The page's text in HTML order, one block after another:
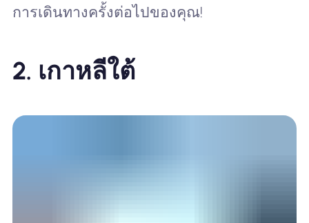
การเดินทางครั้งต่อไปของคุณ!
2. เกาหลีใต้